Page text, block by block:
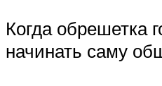
Когда обрешетка
начинать саму